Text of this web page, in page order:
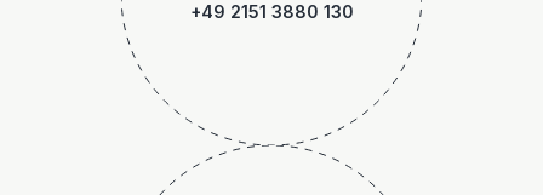
+49 2151 3880 130